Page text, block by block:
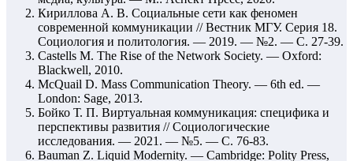
Кириллова А. В. Социальные сети как феномен
современной коммуникации // Вестник МГУ. Серия 18.
Социология и политология. — 2019. — №2. — С. 27-39.
Castells M. The Rise of the Network Society. — Oxford:
Blackwell, 2010.
McQuail D. Mass Communication Theory. — 6th ed. —
London: Sage, 2013.
Бойко Т. П. Виртуальная коммуникация: специфика и
перспективы развития // Социологические
исследования. — 2021. — №5. — С. 76-83.
Bauman Z. Liquid Modernity. — Cambridge: Polity Press,